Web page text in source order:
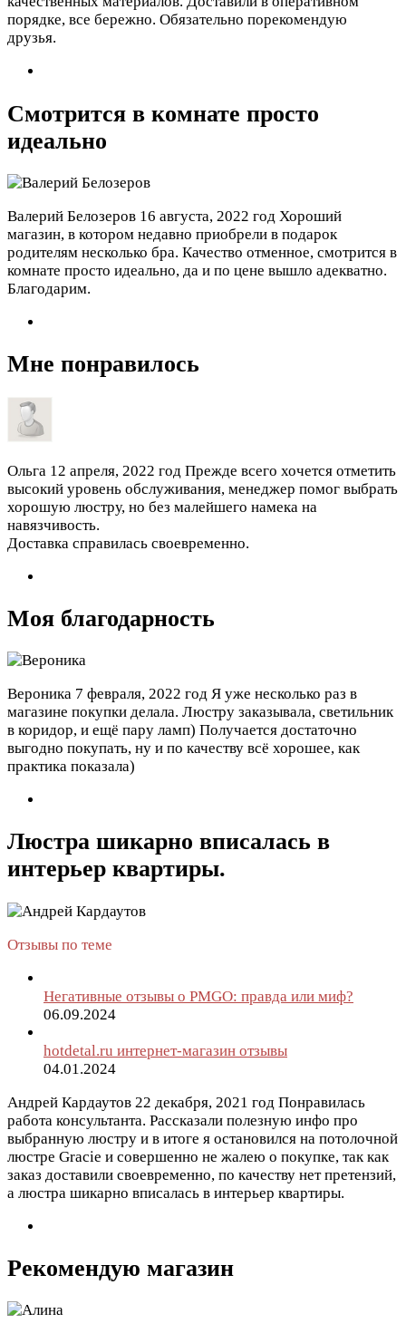
порядке, все бережно. Обязательно порекомендую
друзья.
Смотрится в комнате просто
идеально
Валерий Белозеров 16 августа, 2022 год Хороший
магазин, в котором недавно приобрели в подарок
родителям несколько бра. Качество отменное, смотрится в
комнате просто идеально, да и по цене вышло адекватно.
Благодарим.
Мне понравилось
Ольга 12 апреля, 2022 год Прежде всего хочется отметить
высокий уровень обслуживания, менеджер помог выбрать
хорошую люстру, но без малейшего намека на
навязчивость.
Доставка справилась своевременно.
Моя благодарность
Вероника 7 февраля, 2022 год Я уже несколько раз в
магазине покупки делала. Люстру заказывала, светильник
в коридор, и ещё пару ламп) Получается достаточно
выгодно покупать, ну и по качеству всё хорошее, как
практика показала)
Люстра шикарно вписалась в
интерьер квартиры.
Отзывы по теме
Негативные отзывы о PMGO: правда или миф?
06.09.2024
hotdetal.ru интернет-магазин отзывы
04.01.2024
Андрей Кардаутов 22 декабря, 2021 год Понравилась
работа консультанта. Рассказали полезную инфо про
выбранную люстру и в итоге я остановился на потолочной
люстре Gracie и совершенно не жалею о покупке, так как
заказ доставили своевременно, по качеству нет претензий,
а люстра шикарно вписалась в интерьер квартиры.
Рекомендую магазин